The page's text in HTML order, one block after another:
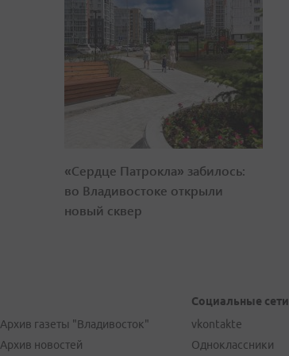
«Сердце Патрокла» забилось:
во Владивостоке открыли
новый сквер
Архив газеты "Владивосток"
Архив новостей
Социальные сети
vkontakte
Одноклассники